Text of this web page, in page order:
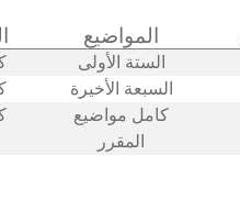
المواضيع
الستة الأولى
السبعة الأخيرة
كامل مواضيع
المقرر